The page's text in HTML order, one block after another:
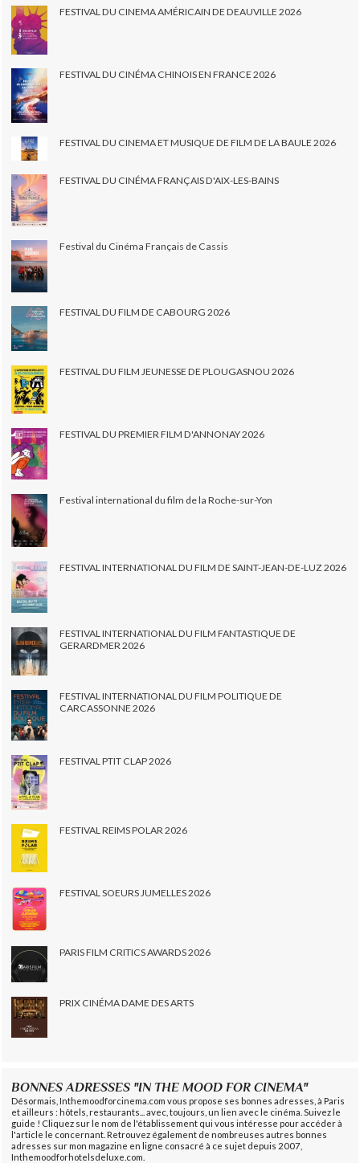
FESTIVAL DU CINEMA AMÉRICAIN DE DEAUVILLE 2026
FESTIVAL DU CINÉMA CHINOIS EN FRANCE 2026
FESTIVAL DU CINEMA ET MUSIQUE DE FILM DE LA BAULE 2026
FESTIVAL DU CINÉMA FRANÇAIS D'AIX-LES-BAINS
Festival du Cinéma Français de Cassis
FESTIVAL DU FILM DE CABOURG 2026
FESTIVAL DU FILM JEUNESSE DE PLOUGASNOU 2026
FESTIVAL DU PREMIER FILM D'ANNONAY 2026
Festival international du film de la Roche-sur-Yon
FESTIVAL INTERNATIONAL DU FILM DE SAINT-JEAN-DE-LUZ 2026
FESTIVAL INTERNATIONAL DU FILM FANTASTIQUE DE
GERARDMER 2026
FESTIVAL INTERNATIONAL DU FILM POLITIQUE DE
CARCASSONNE 2026
FESTIVAL PTIT CLAP 2026
FESTIVAL REIMS POLAR 2026
FESTIVAL SOEURS JUMELLES 2026
PARIS FILM CRITICS AWARDS 2026
PRIX CINÉMA DAME DES ARTS
BONNES ADRESSES "IN THE MOOD FOR CINEMA"
Désormais, Inthemoodforcinema.com vous propose ses bonnes adresses, à Paris
et ailleurs : hôtels, restaurants... avec, toujours, un lien avec le cinéma. Suivez le
guide ! Cliquez sur le nom de l'établissement qui vous intéresse pour accéder à
l'article le concernant. Retrouvez également de nombreuses autres bonnes
adresses sur mon magazine en ligne consacré à ce sujet depuis 2007,
Inthemoodforhotelsdeluxe.com.